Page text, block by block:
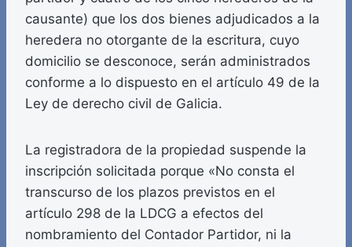
causante) que los dos bienes adjudicados a la
heredera no otorgante de la escritura, cuyo
domicilio se desconoce, serán administrados
conforme a lo dispuesto en el artículo 49 de la
Ley de derecho civil de Galicia.
La registradora de la propiedad suspende la
inscripción solicitada porque «No consta el
transcurso de los plazos previstos en el
artículo 298 de la LDCG a efectos del
nombramiento del Contador Partidor, ni la